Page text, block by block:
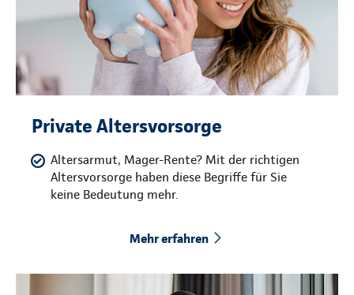
Private Altersvorsorge
Altersarmut, Mager-Rente? Mit der richtigen
Altersvorsorge haben diese Begriffe für Sie
keine Bedeutung mehr.
Mehr erfahren